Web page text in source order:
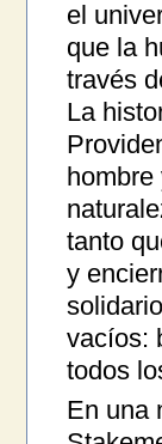
el
que la
través
La
tanto
y
vacíos:
todos
En una